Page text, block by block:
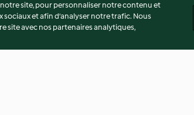
site, pour personnaliser notre contenu et
et afin d’analyser notre trafic. Nous
site avec nos partenaires analytiques,